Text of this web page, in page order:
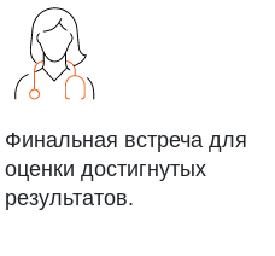
Финальная встреча для
оценки достигнутых
результатов.